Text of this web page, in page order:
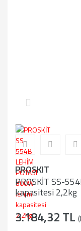
PROSKIT
PROSKİT SS-
kapasitesi 2,2kg
3.184,32 TL